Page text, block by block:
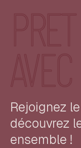
Rejoignez
découvrez
ensemble !